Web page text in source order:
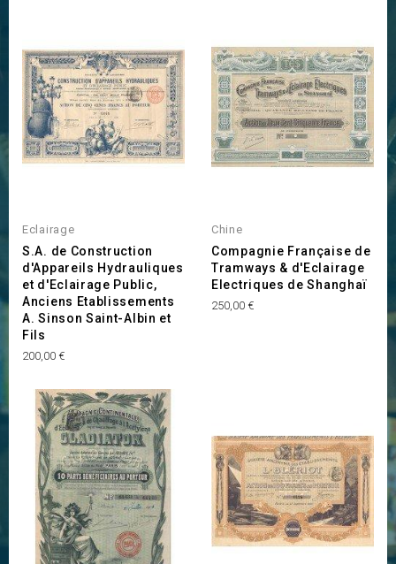
Eclairage
S.A. de Construction
d'Appareils Hydrauliques
et d'Eclairage Public,
Anciens Etablissements
A. Sinson Saint-Albin et
Fils
Prix
200,00 €
Chine
Compagnie Française de
Tramways & d'Eclairage
Electriques de Shanghaï
Prix
250,00 €